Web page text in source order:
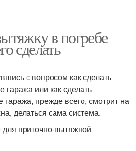
в погребе
сделать
с вопросом как сделать
гаража или как сделать
гаража, прежде всего, смотрит на
делаться сама система.
приточно-вытяжной